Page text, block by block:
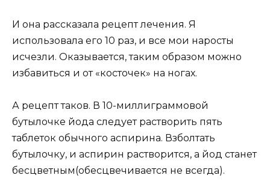
И она рассказала рецепт лечения. Я
использовала его 10 раз, и все мои наросты
исчезли. Оказывается, таким образом можно
избавиться и от «косточек» на ногах.
А рецепт таков. В 10-миллиграммовой
бутылочке йода следует растворить пять
таблеток обычного аспирина. Взболтать
бутылочку, и аспирин растворится, а йод станет
бесцветным(обесцвечивается не всегда).